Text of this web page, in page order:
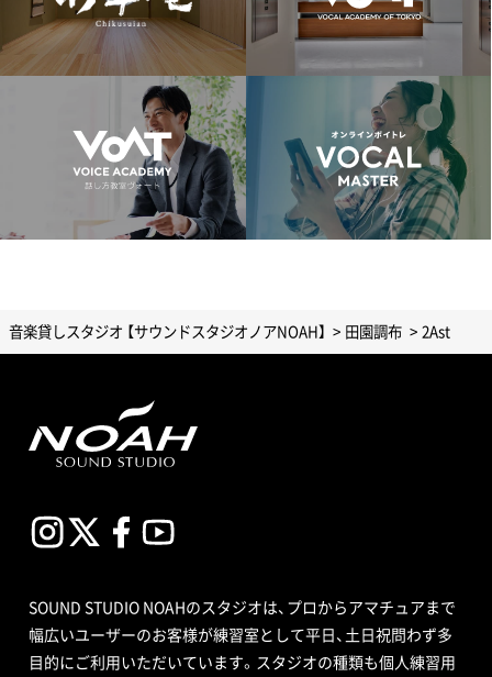
音楽貸しスタジオ 【サウンドスタジオノアNOAH】 田園調布 2Ast
SOUND STUDIO NOAHのスタジオは、プロからアマチュアまで
幅広いユーザーのお客様が練習室として平日、土日祝問わず多
目的にご利用いただいています。スタジオの種類も個人練習用